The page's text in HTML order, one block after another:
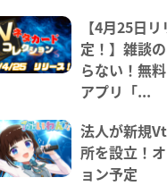
【4月25日
定！】雑談
らない！無
アプリ「...
法人が新規
所を設立！
ョン予定